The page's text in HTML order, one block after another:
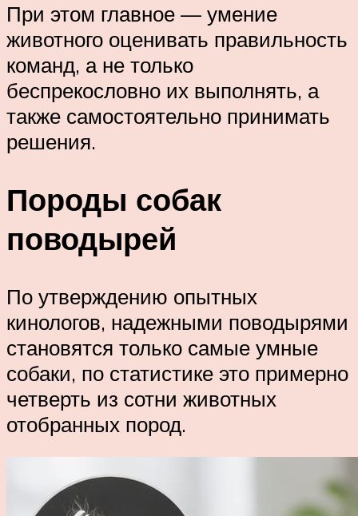
При этом главное — умение
животного оценивать правильность
команд, а не только
беспрекословно их выполнять, а
также самостоятельно принимать
решения.
Породы собак
поводырей
По утверждению опытных
кинологов, надежными поводырями
становятся только самые умные
собаки, по статистике это примерно
четверть из сотни животных
отобранных пород.